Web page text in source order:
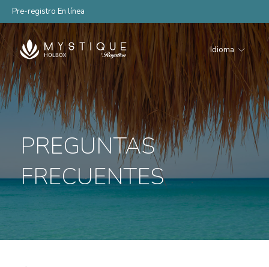
Pre-registro En línea
Mystique
Holbox
Idioma
PREGUNTAS
FRECUENTES